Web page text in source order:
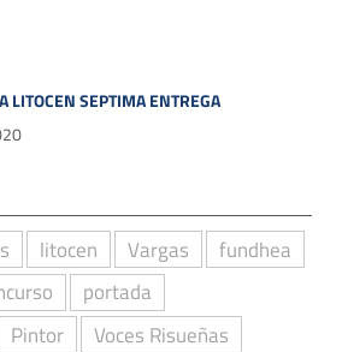
LITOCEN SEPTIMA ENTREGA
litocen Vargas
fundhea
portada
Pintor
Voces Risueñas